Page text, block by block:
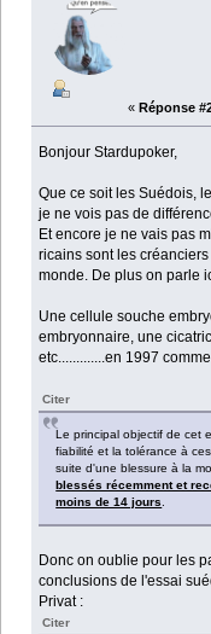
« Réponse
Bonjour Stardupoker,
Que ce soit les Suédois,
je ne vois pas de
Et encore je ne vais pas
ricains sont les
monde. De plus on parle
Une cellule souche
embryonnaire, une
etc.............en 1997
Citer
Le principal objectif de cet
fiabilité et la tolérance à
suite d'une blessure à la
blessés récemment et
moins de 14 jours
Donc on oublie pour les
conclusions de l'essai
Privat :
Citer